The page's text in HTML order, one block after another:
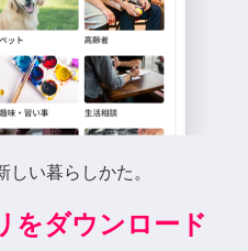
しい暮らしかた。
をダウンロード